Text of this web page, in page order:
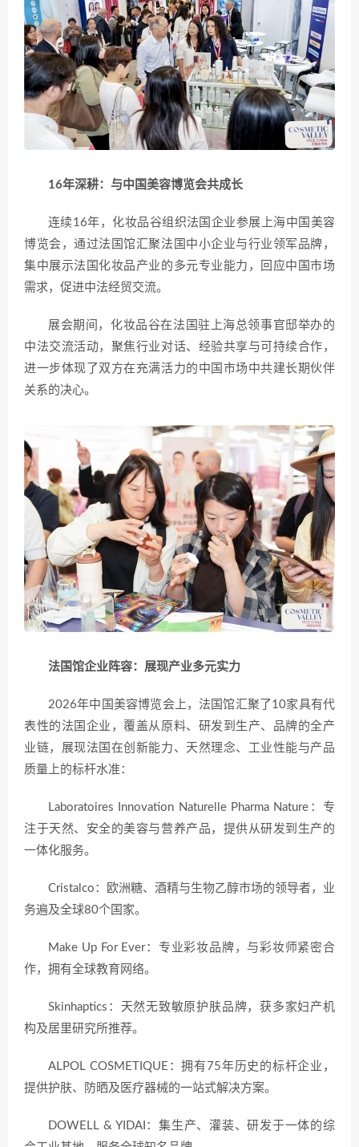
16年深耕：与中国美容博览会共成长
连续16年，化妆品谷组织法国企业参展上海中国美容
博览会，通过法国馆汇聚法国中小企业与行业领军品牌，
集中展示法国化妆品产业的多元专业能力，回应中国市场
需求，促进中法经贸交流。
展会期间，化妆品谷在法国驻上海总领事官邸举办的
中法交流活动，聚焦行业对话、经验共享与可持续合作，
进一步体现了双方在充满活力的中国市场中共建长期伙伴
关系的决心。
法国馆企业阵容：展现产业多元实力
2026年中国美容博览会上，法国馆汇聚了10家具有代
表性的法国企业，覆盖从原料、研发到生产、品牌的全产
业链，展现法国在创新能力、天然理念、工业性能与产品
质量上的标杆水准：
Laboratoires Innovation Naturelle Pharma Nature：专
注于天然、安全的美容与营养产品，提供从研发到生产的
一体化服务。
Cristalco：欧洲糖、酒精与生物乙醇市场的领导者，业
务遍及全球80个国家。
Make Up For Ever：专业彩妆品牌，与彩妆师紧密合
作，拥有全球教育网络。
Skinhaptics：天然无致敏原护肤品牌，获多家妇产机
构及居里研究所推荐。
ALPOL COSMETIQUE：拥有75年历史的标杆企业，
提供护肤、防晒及医疗器械的一站式解决方案。
DOWELL & YIDAI：集生产、灌装、研发于一体的综